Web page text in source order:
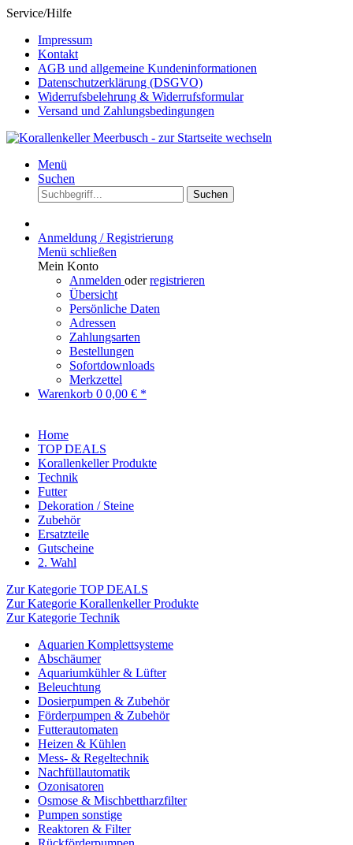
Service/Hilfe
Impressum
Kontakt
AGB und allgemeine Kundeninformationen
Datenschutzerklärung (DSGVO)
Widerrufsbelehrung & Widerrufsformular
Versand und Zahlungsbedingungen
Menü
Suchen
Suchen
Anmeldung / Registrierung
Menü schließen
Mein Konto
Anmelden oderregistrieren
Übersicht
Persönliche Daten
Adressen
Zahlungsarten
Bestellungen
Sofortdownloads
Merkzettel
Warenkorb 0 0,00 € *
Home
TOP DEALS
Korallenkeller Produkte
Technik
Futter
Dekoration / Steine
Zubehör
Ersatzteile
Gutscheine
2. Wahl
Zur Kategorie TOP DEALS
Zur Kategorie Korallenkeller Produkte
Zur Kategorie Technik
Aquarien Komplettsysteme
Abschäumer
Aquariumkühler & Lüfter
Beleuchtung
Dosierpumpen & Zubehör
Förderpumpen & Zubehör
Futterautomaten
Heizen & Kühlen
Mess- & Regeltechnik
Nachfüllautomatik
Ozonisatoren
Osmose & Mischbettharzfilter
Pumpen sonstige
Reaktoren & Filter